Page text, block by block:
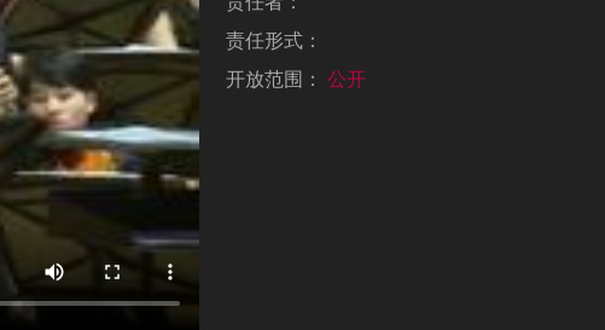
责任形式：
开放范围：
公开